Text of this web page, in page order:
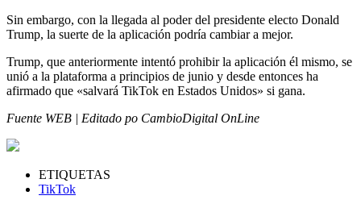
Sin embargo, con la llegada al poder del presidente electo Donald
Trump, la suerte de la aplicación podría cambiar a mejor.
Trump, que anteriormente intentó prohibir la aplicación él mismo, se
unió a la plataforma a principios de junio y desde entonces ha
afirmado que «salvará TikTok en Estados Unidos» si gana.
Fuente WEB | Editado po CambioDigital OnLine
ETIQUETAS
TikTok